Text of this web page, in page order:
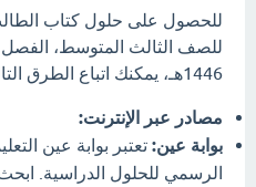
للحصول على حلول كتاب الطالب
للصف الثالث المتوسط، الفصل
1446هـ، يمكنك اتباع الطرق التالية:
مصادر عبر الإنترنت:
بوابة عين: تعتبر بوابة عين
الرسمي للحلول الدراسية. ابحث